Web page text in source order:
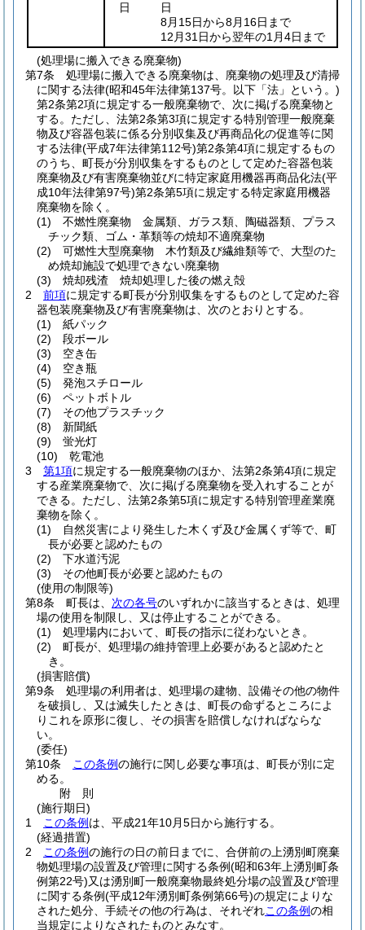
日
日
8月15日から8月16日まで
12月31日から翌年の1月4日まで
(処理場に搬入できる廃棄物)
第7条
処理場に搬入できる廃棄物は、廃棄物の処理及び清掃
に関する法律(昭和45年法律第137号。以下「法」という。)
第2条第2項に規定する一般廃棄物で、次に掲げる廃棄物と
する。 ただし、法第2条第3項に規定する特別管理一般廃棄
物及び容器包装に係る分別収集及び再商品化の促進等に関
する法律(平成7年法律第112号)第2条第4項に規定するもの
のうち、町長が分別収集をするものとして定めた容器包装
廃棄物及び有害廃棄物並びに特定家庭用機器再商品化法(平
成10年法律第97号)第2条第5項に規定する特定家庭用機器
廃棄物を除く。
(1)
不燃性廃棄物 金属類、ガラス類、陶磁器類、プラス
チック類、ゴム・革類等の焼却不適廃棄物
(2)
可燃性大型廃棄物 木竹類及び繊維類等で、大型のた
め焼却施設で処理できない廃棄物
(3)
焼却残渣 焼却処理した後の燃え殻
2
前項に規定する町長が分別収集をするものとして定めた容
器包装廃棄物及び有害廃棄物は、次のとおりとする。
(1)
紙パック
(2)
段ボール
(3)
空き缶
(4)
空き瓶
(5)
発泡スチロール
(6)
ペットボトル
(7)
その他プラスチック
(8)
新聞紙
(9)
蛍光灯
(10)
乾電池
3
第1項に規定する一般廃棄物のほか、法第2条第4項に規定
する産業廃棄物で、次に掲げる廃棄物を受入れすることが
できる。 ただし、法第2条第5項に規定する特別管理産業廃
棄物を除く。
(1)
自然災害により発生した木くず及び金属くず等で、町
長が必要と認めたもの
(2)
下水道汚泥
(3)
その他町長が必要と認めたもの
(使用の制限等)
第8条
町長は、 次の各号のいずれかに該当するときは、処理
場の使用を制限し、又は停止することができる。
(1)
処理場内において、町長の指示に従わないとき。
(2)
町長が、処理場の維持管理上必要があると認めたと
き。
(損害賠償)
第9条
処理場の利用者は、処理場の建物、設備その他の物件
を破損し、又は滅失したときは、町長の命ずるところによ
りこれを原形に復し、その損害を賠償しなければならな
い。
(委任)
第10条
この条例の施行に関し必要な事項は、町長が別に定
める。
附 則
(施行期日)
1
この条例 は、平成21年10月5日から施行する。
(経過措置)
2
この条例の施行の日の前日までに、合併前の上湧別町廃棄
物処理場の設置及び管理に関する条例(昭和63年上湧別町条
例第22号)又は湧別町一般廃棄物最終処分場の設置及び管理
に関する条例(平成12年湧別町条例第66号)の規定によりな
された処分、手続その他の行為は、それぞれこの条例の相
当規定によりなされたものとみなす。